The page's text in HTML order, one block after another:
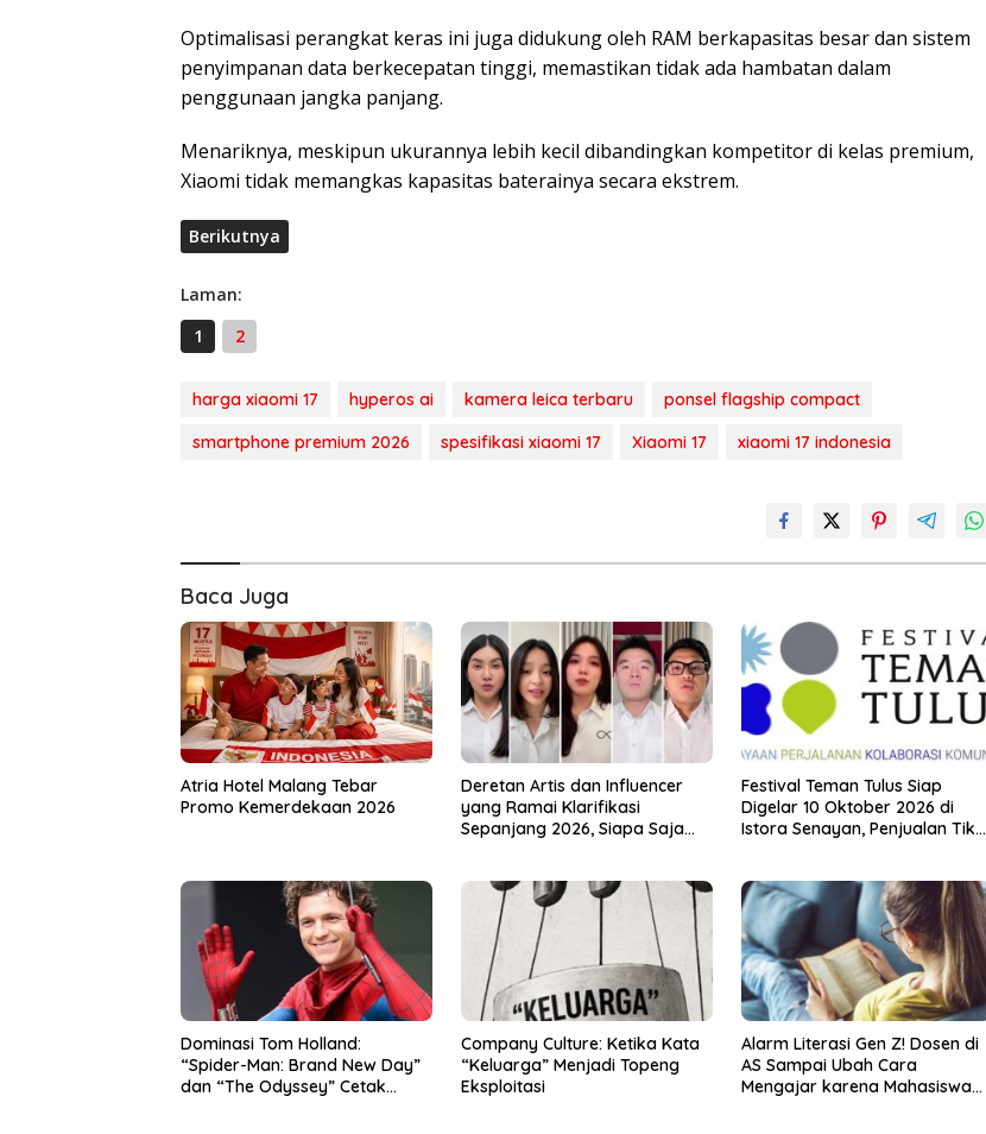
Optimalisasi perangkat keras ini juga didukung oleh RAM berkapasitas besar dan sistem
penyimpanan data berkecepatan tinggi, memastikan tidak ada hambatan dalam
penggunaan jangka panjang.
Menariknya, meskipun ukurannya lebih kecil dibandingkan kompetitor di kelas premium,
Xiaomi tidak memangkas kapasitas baterainya secara ekstrem.
Berikutnya
Laman:
1
2
harga xiaomi 17 hyperos ai kamera leica terbaru
ponsel flagship compact
smartphone premium 2026
spesifikasi xiaomi 17 Xiaomi 17 xiaomi 17 indonesia
Baca Juga
Atria Hotel Malang Tebar
Promo Kemerdekaan 2026
Deretan Artis dan Influencer
yang Ramai Klarifikasi
Sepanjang 2026, Siapa Saja
Festival Teman Tulus Siap
Digelar 10 Oktober 2026 di
Istora Senayan, Penjualan Tiket
Dominasi Tom Holland:
“Spider-Man: Brand New Day”
dan “The Odyssey” Cetak
Company Culture: Ketika Kata
“Keluarga” Menjadi Topeng
Eksploitasi
Alarm Literasi Gen Z! Dosen di
AS Sampai Ubah Cara
Mengajar karena Mahasiswa